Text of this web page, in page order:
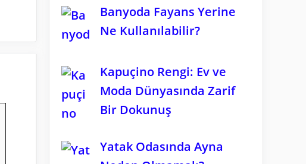
Banyoda Fayans Yerine
Ne Kullanılabilir?
Kapuçino Rengi: Ev ve
Moda Dünyasında Zarif
Bir Dokunuş
Yatak Odasında Ayna